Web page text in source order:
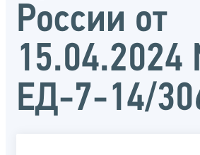
России от
ЕД-7-14/